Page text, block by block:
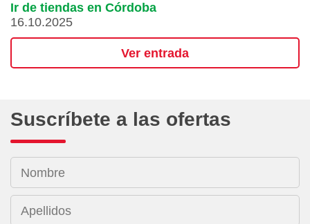
Ir de tiendas en Córdoba
16.10.2025
Ver entrada
Suscríbete a las ofertas
Nombre
Apellidos